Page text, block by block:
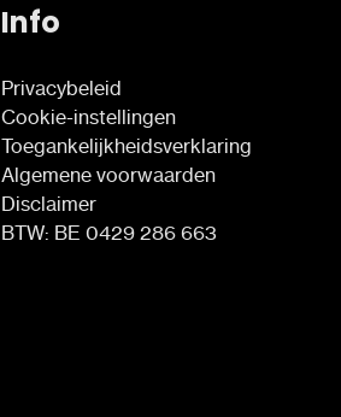
Info
Privacybeleid
Cookie-instellingen
Toegankelijkheidsverklaring
Algemene voorwaarden
Disclaimer
BTW: BE 0429 286 663